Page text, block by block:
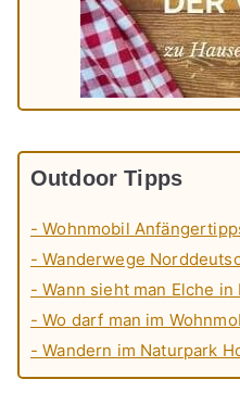
Outdoor Tipps
- Wohnmobil
- Wanderwege
- Wann sieht man Elche in
- Wo darf man im
- Wandern im Naturpark